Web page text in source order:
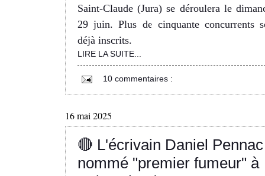
Saint-Claude (Jura) se déroulera le
29 juin. Plus de cinquante concurrents
déjà inscrits.
LIRE LA SUITE...
10 commentaires :
16 mai 2025
🔴 L'écrivain Daniel Pennac
nommé "premier fumeur" à